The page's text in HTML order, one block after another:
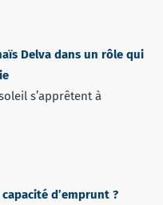
Delva dans un rôle qui
s’apprêtent à
d’emprunt ?